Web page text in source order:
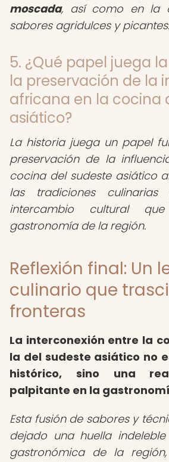
moscada, así como en la
sabores agridulces y picantes.
5. ¿Qué papel juega
la preservación de la
africana en la cocina
asiático?
La historia juega un papel
preservación de la
cocina del sudeste asiático
las tradiciones
intercambio cultural
gastronomía de la región.
Reflexión final: Un
culinario que
fronteras
La interconexión entre la
la del sudeste asiático no
histórico, sino una
palpitante en la
Esta fusión de sabores y
dejado una huella
gastronómica de la